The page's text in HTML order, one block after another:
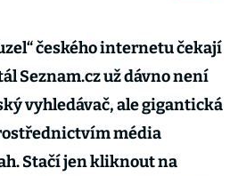
českého internetu čekají
Seznam.cz už dávno není
vyhledávač, ale gigantická
média
Stačí jen kliknout na